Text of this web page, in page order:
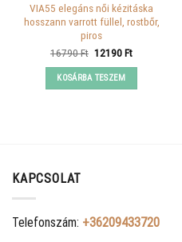
VIA55 elegáns női kézitáska
hosszann varrott füllel, rostbőr,
piros
16790Ft Original
was:
16790 Ft.
12190FtCurrent
KOSÁRBA TESZEM
KAPCSOLAT
Telefonszám: +36209433720